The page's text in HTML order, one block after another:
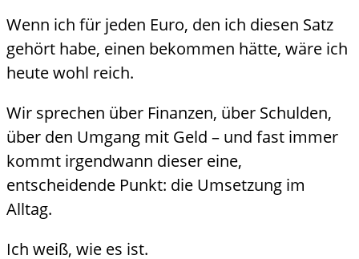
Wenn ich für jeden Euro, den ich diesen Satz
gehört habe, einen bekommen hätte, wäre ich
heute wohl reich.
Wir sprechen über Finanzen, über Schulden,
über den Umgang mit Geld – und fast immer
kommt irgendwann dieser eine,
entscheidende Punkt: die Umsetzung im
Alltag.
Ich weiß, wie es ist.